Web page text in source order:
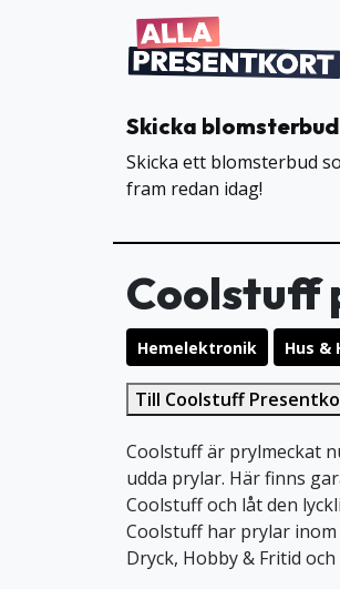
Skicka blomsterbud
Skicka ett blomsterbud
fram redan idag!
Coolstuff
Hemelektronik Hus &
Till Coolstuff
Coolstuff är prylmeckat
udda prylar. Här finns
Coolstuff och låt den
Coolstuff har prylar inom
Dryck, Hobby & Fritid